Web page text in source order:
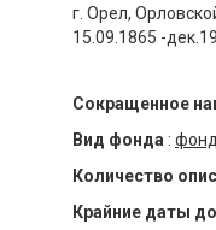
г. Орел,
15.09.1865 -
Сокращенное
Вид фонда :
Количество
Крайние даты